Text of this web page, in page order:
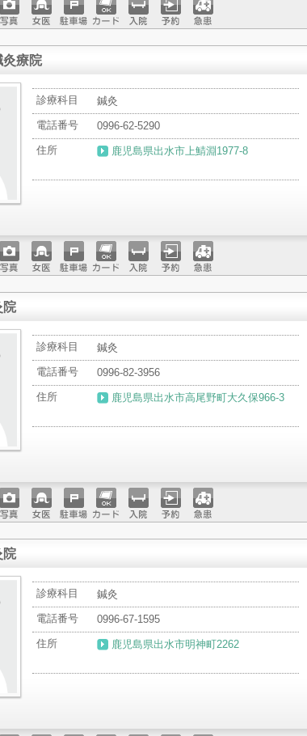
真 女医 駐車場クレジ
ットカ
入院 予約 急患
灸療院
診療科目
鍼灸
電話番号
0996-62-5290
住所
鹿児島県出水市上鯖淵1977-8
真 女医 駐車場クレジ
ットカ
入院 予約 急患
院
診療科目
鍼灸
電話番号
0996-82-3956
住所
鹿児島県出水市高尾野町大久保966-3
真 女医 駐車場クレジ
ットカ
入院 予約 急患
院
診療科目
鍼灸
電話番号
0996-67-1595
住所
鹿児島県出水市明神町2262